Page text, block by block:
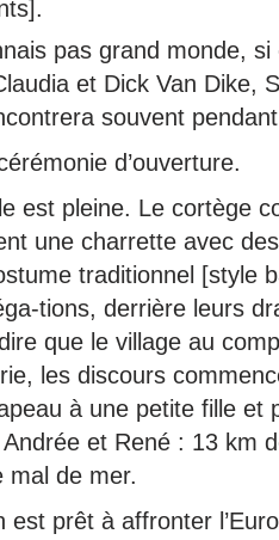
pas grand monde, si
et Dick Van Dike,
souvent
d’ouverture.
est pleine. Le cortège
une charrette avec
traditionnel [style
tions, derrière leurs
que le village au
les discours
à une petite fille et
et René : 13 km
mal de mer.
est prêt à affronter